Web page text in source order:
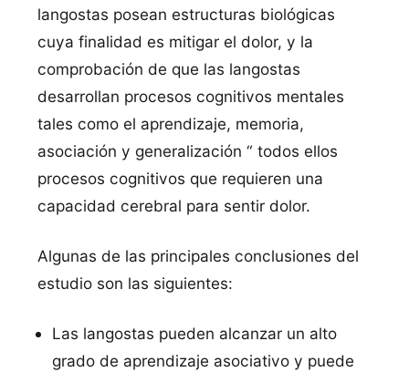
langostas posean estructuras biológicas
cuya finalidad es mitigar el dolor, y la
comprobación de que las langostas
desarrollan procesos cognitivos mentales
tales como el aprendizaje, memoria,
asociación y generalización “ todos ellos
procesos cognitivos que requieren una
capacidad cerebral para sentir dolor.
Algunas de las principales conclusiones del
estudio son las siguientes:
Las langostas pueden alcanzar un alto
grado de aprendizaje asociativo y puede